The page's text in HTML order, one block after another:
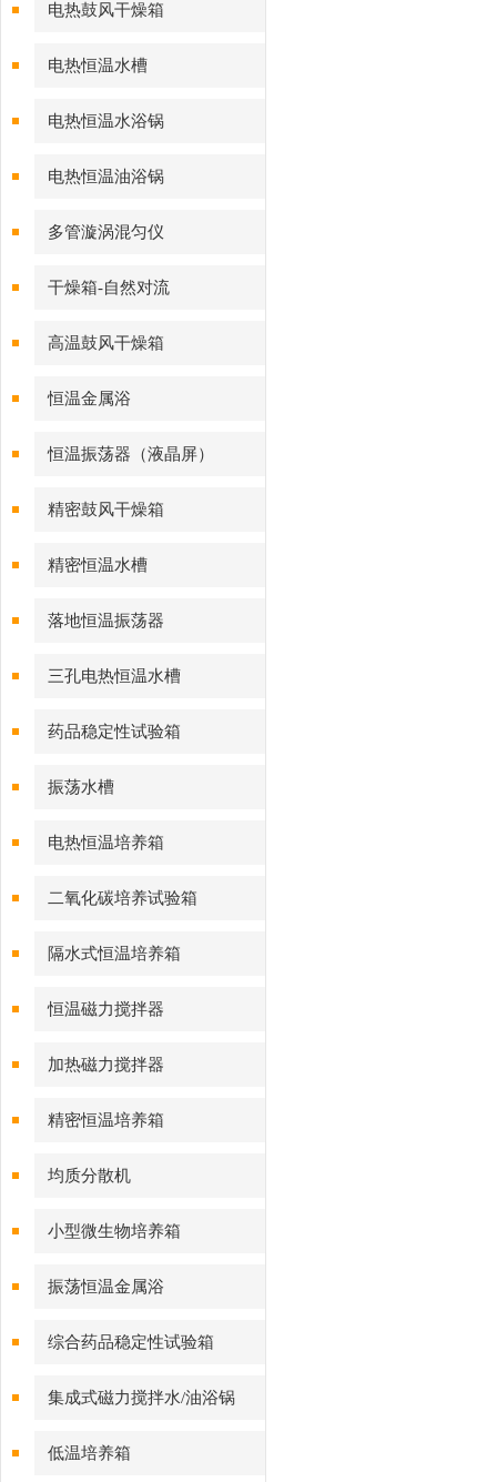
电热鼓风干燥箱
电热恒温水槽
电热恒温水浴锅
电热恒温油浴锅
多管漩涡混匀仪
干燥箱-自然对流
高温鼓风干燥箱
恒温金属浴
恒温振荡器（液晶屏）
精密鼓风干燥箱
精密恒温水槽
落地恒温振荡器
三孔电热恒温水槽
药品稳定性试验箱
振荡水槽
电热恒温培养箱
二氧化碳培养试验箱
隔水式恒温培养箱
恒温磁力搅拌器
加热磁力搅拌器
精密恒温培养箱
均质分散机
小型微生物培养箱
振荡恒温金属浴
综合药品稳定性试验箱
集成式磁力搅拌水/油浴锅
低温培养箱